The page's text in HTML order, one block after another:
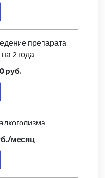
препарата
2 года
руб.
месяц